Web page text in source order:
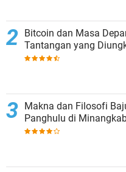
Bitcoin dan Masa
Tantangan yang
Makna dan Filosofi
Panghulu di